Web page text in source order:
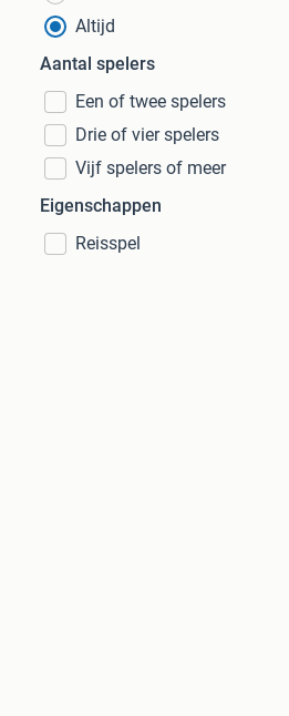
Altijd
Aantal spelers
Een of twee spelers
Drie of vier spelers
Vijf spelers of meer
Eigenschappen
Reisspel